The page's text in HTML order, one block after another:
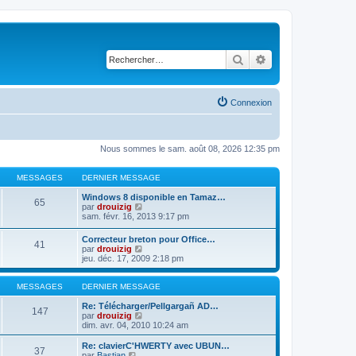
Rechercher
Connexion
Nous sommes le sam. août 08, 2026 12:35 pm
MESSAGES DERNIER MESSAGE
65
Windows 8 disponible en Tamaz…
par drouizig
o
u
l
t
e
r
l
d
e
r
n
i
sam. févr. 16, 2013 9:17 pm
41
Correcteur breton pour Office…
par drouizig
o
n
s
u
l
t
r
l
e
jeu. déc. 17, 2009 2:18 pm
MESSAGES DERNIER MESSAGE
147
Re: Télécharger/Pellgargañ AD…
par drouizig
o
n
s
dim. avr. 04, 2010 10:24 am
37
Re: clavierC'HWERTY avec UBUN…